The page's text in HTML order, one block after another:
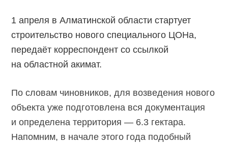
1 апреля в Алматинской области стартует
строительство нового специального ЦОНа,
передаёт корреспондент со ссылкой
на областной акимат.
По словам чиновников, для возведения нового
объекта уже подготовлена вся документация
и определена территория — 6.3 гектара.
Напомним, в начале этого года подобный